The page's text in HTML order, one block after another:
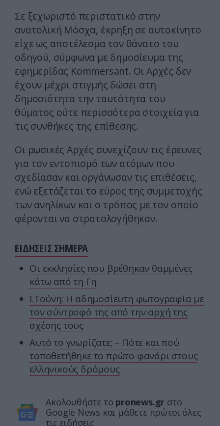
Σε ξεχωριστό περιστατικό στην
ανατολική Μόσχα, έκρηξη σε αυτοκίνητο
είχε ως αποτέλεσμα τον θάνατο του
οδηγού, σύμφωνα με δημοσίευμα της
εφημερίδας Kommersant. Οι Αρχές δεν
έχουν μέχρι στιγμής δώσει στη
δημοσιότητα την ταυτότητα του
θύματος ούτε περισσότερα στοιχεία για
τις συνθήκες της επίθεσης.
Οι ρωσικές Αρχές συνεχίζουν τις έρευνες
για τον εντοπισμό των ατόμων που
σχεδίασαν και οργάνωσαν τις επιθέσεις,
ενώ εξετάζεται το εύρος της συμμετοχής
των ανηλίκων και ο τρόπος με τον οποίο
φέρονται να στρατολογήθηκαν.
ΕΙΔΗΣΕΙΣ ΣΗΜΕΡΑ
Οι εκκλησίες που βρέθηκαν θαμμένες
κάτω από τη Γη
Ι.Τούνη: Η αδημοσίευτη φωτογραφία με
τον σύντροφό της από την αρχή της
σχέσης τους
Αυτό το γνωρίζατε; – Πότε και πού
τοποθετήθηκε το πρώτο φανάρι στους
ελληνικούς δρόμους
Ακολουθήστε το pronews.gr στο
Google News και μάθετε πρώτοι όλες
τις ειδήσεις